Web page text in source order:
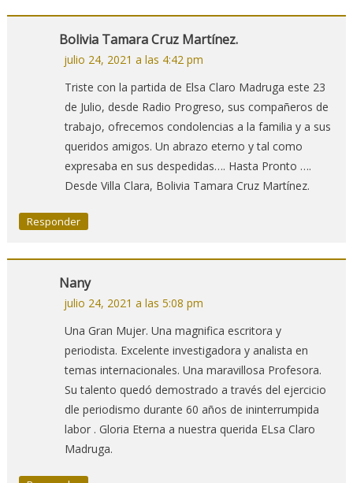
Bolivia Tamara Cruz Martínez.
julio 24, 2021 a las 4:42 pm
Triste con la partida de Elsa Claro Madruga este 23
de Julio, desde Radio Progreso, sus compañeros de
trabajo, ofrecemos condolencias a la familia y a sus
queridos amigos. Un abrazo eterno y tal como
expresaba en sus despedidas…. Hasta Pronto ….
Desde Villa Clara, Bolivia Tamara Cruz Martínez.
Responder
Nany
julio 24, 2021 a las 5:08 pm
Una Gran Mujer. Una magnifica escritora y
periodista. Excelente investigadora y analista en
temas internacionales. Una maravillosa Profesora.
Su talento quedó demostrado a través del ejercicio
dle periodismo durante 60 años de ininterrumpida
labor . Gloria Eterna a nuestra querida ELsa Claro
Madruga.